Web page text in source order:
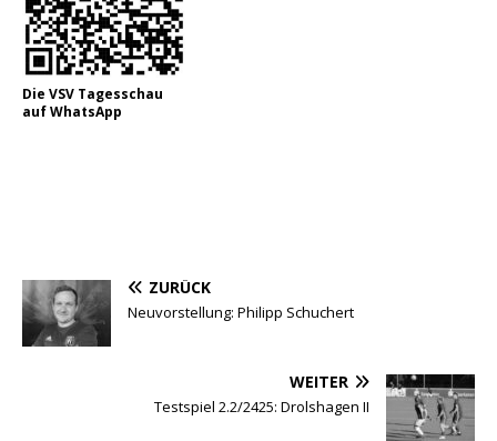
Die VSV Tagesschau
auf WhatsApp
ZURÜCK
Neuvorstellung: Philipp Schuchert
WEITER
Testspiel 2.2/2425: Drolshagen II